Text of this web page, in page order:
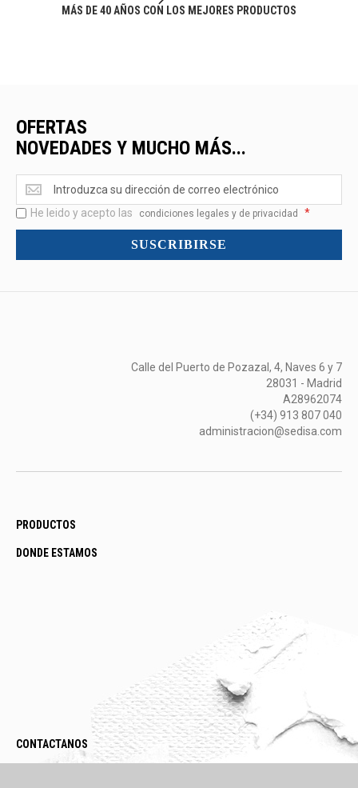
MÁS DE 40 AÑOS CON LOS MEJORES PRODUCTOS
OFERTAS
NOVEDADES Y MUCHO MÁS...
Ofertas
<br>Novedades
y
mucho
He leido y acepto las condiciones legales y de privacidad *
SUSCRIBIRSE
Calle del Puerto de Pozazal, 4, Naves 6 y 7
28031 - Madrid
A28962074
(+34) 913 807 040
administracion@sedisa.com
PRODUCTOS
DONDE ESTAMOS
CONTACTANOS